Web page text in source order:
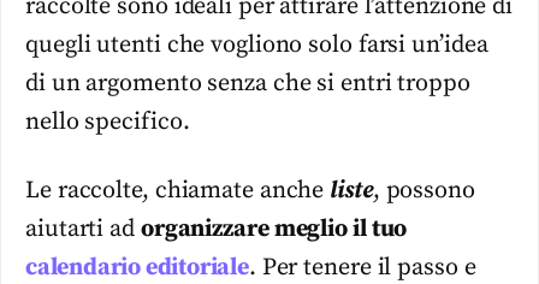
raccolte sono ideali per attirare l’attenzione di
quegli utenti che vogliono solo farsi un’idea
di un argomento senza che si entri troppo
nello specifico.
Le raccolte, chiamate anche liste, possono
aiutarti ad organizzare meglio il tuo
calendario editoriale. Per tenere il passo e